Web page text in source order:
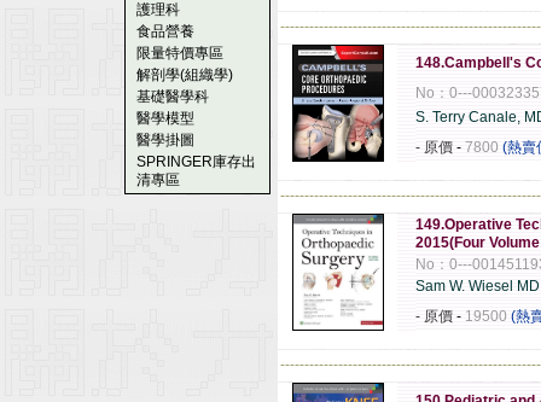
護理科
食品營養
限量特價專區
解剖學(組織學)
基礎醫學科
醫學模型
醫學掛圖
SPRINGER庫存出
清專區
148.Campbell's
No：0---
S. Terry Canale,
- 原價 - 7800 (熱賣
149.Operative
2015(Four
No：0---
Sam W. Wiesel MD
- 原價 - 19500 (熱